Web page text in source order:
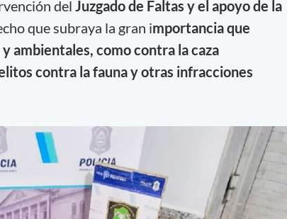
del Juzgado de Faltas y el apoyo de la
que subraya la gran importancia que
ambientales, como contra la caza
contra la fauna y otras infracciones